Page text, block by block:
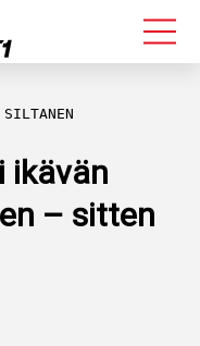
SILTANEN
ikävän
– sitten